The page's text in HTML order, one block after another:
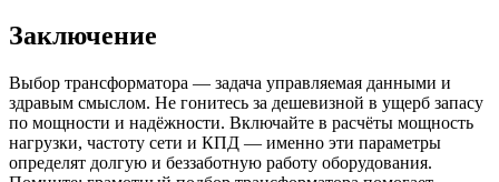
Заключение
Выбор трансформатора — задача управляемая данными и
здравым смыслом. Не гонитесь за дешевизной в ущерб запасу
по мощности и надёжности. Включайте в расчёты мощность
нагрузки, частоту сети и КПД — именно эти параметры
определят долгую и беззаботную работу оборудования.